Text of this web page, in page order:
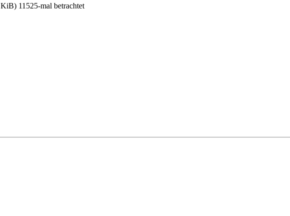
11525-mal betrachtet